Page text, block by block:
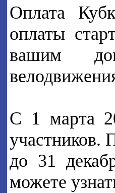
Оплата
оплаты
вашим
С 1 марта
участников.
до 31
можете